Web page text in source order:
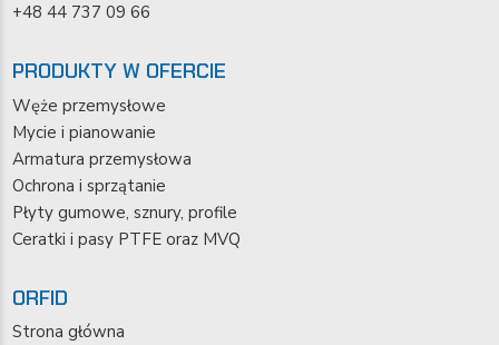
+48 44 737 09 66
PRODUKTY W OFERCIE
Węże przemysłowe
Mycie i pianowanie
Armatura przemysłowa
Ochrona i sprzątanie
Płyty gumowe, sznury, profile
Ceratki i pasy PTFE oraz MVQ
ORFID
Strona główna